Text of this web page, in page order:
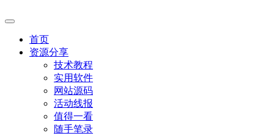
首页
资源分享
技术教程
实用软件
网站源码
活动线报
值得一看
随手笔录